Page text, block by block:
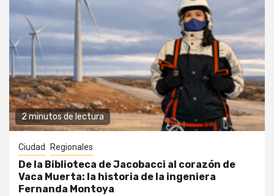
2 minutos de lectura
Ciudad Regionales
De la Biblioteca de Jacobacci al corazón de
Vaca Muerta: la historia de la ingeniera
Fernanda Montoya